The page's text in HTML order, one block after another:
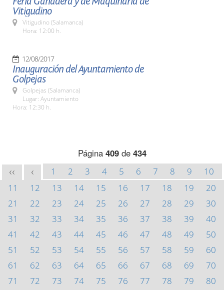
Vitigudino
Vitigudino (Salamanca)
Hora: 12:00 h.
12/08/2017
Inauguración del Ayuntamiento de
Golpejas
Golpejas (Salamanca)
Lugar: Ayuntamiento
Hora: 12:30 h.
Página 409de 434
<< < 1 2 3 4 5 6 7 8 9
10
11
12 13 14 15 16 17 18 19
20
21
22 23 24 25 26 27 28 29
30
31
32 33 34 35 36 37 38 39
40
41
42 43 44 45 46 47 48 49
50
51
52 53 54 55 56 57 58 59
60
61
62 63 64 65 66 67 68 69
70
71
72 73 74 75 76 77 78 79
80